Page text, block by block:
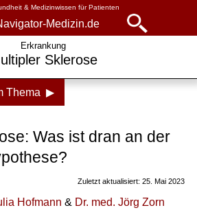
& Medizinwissen für Patienten
Medizin.de
Erkrankung
Sklerose
Thema ▶
Was ist dran an der
Zuletzt aktualisiert: 25. Mai 2023
Hofmann & Dr. med. Jörg Zorn